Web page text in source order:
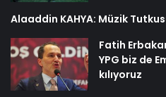
Alaaddin KAHYA: Müzik
Fatih
YPG biz de
kılıyoruz